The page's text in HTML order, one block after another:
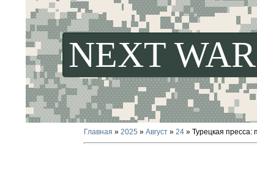
NEXT WAR
Главная » 2025 » Август » 24 » Турецкая пресса: